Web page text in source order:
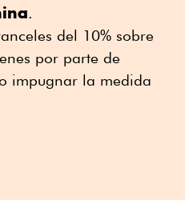
.
del 10% sobre
por parte de
impugnar la medida